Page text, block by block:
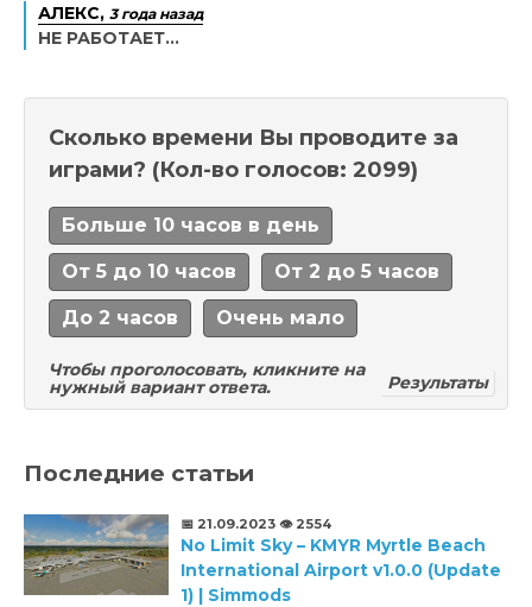
АЛЕКС, 3 года назад
НЕ РАБОТАЕТ...
Сколько времени Вы проводите за
играми? (Кол-во голосов: 2099)
Больше 10 часов в день
От 5 до 10 часов От 2 до 5 часов
До 2 часов Очень мало
Чтобы проголосовать, кликните на
нужный вариант ответа.
Результаты
Последние статьи
📅 21.09.2023 👁️ 2554
No Limit Sky – KMYR Myrtle Beach
International Airport v1.0.0 (Update
1) | Simmods